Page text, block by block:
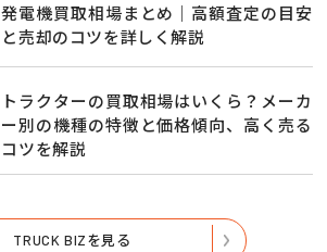
発電機買取相場まとめ｜高額査定の目安
と売却のコツを詳しく解説
トラクターの買取相場はいくら？メーカ
ー別の機種の特徴と価格傾向、高く売る
コツを解説
TRUCK BIZを見る